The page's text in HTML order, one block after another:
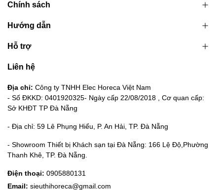
Chính sách
Hướng dẫn
Hỗ trợ
Liên hệ
Địa chỉ: Công ty TNHH Elec Horeca Việt Nam
- Số ĐKKD: 0401920325- Ngày cấp 22/08/2018 , Cơ quan cấp:
Sở KHĐT TP Đà Nẵng
- Địa chỉ: 59 Lê Phụng Hiểu, P. An Hải, TP. Đà Nẵng
- Showroom Thiết bị Khách sạn tại Đà Nẵng: 166 Lệ Độ,Phường
Thanh Khê, TP. Đà Nẵng.
Điện thoại: 0905880131
Email: sieuthihoreca@gmail.com